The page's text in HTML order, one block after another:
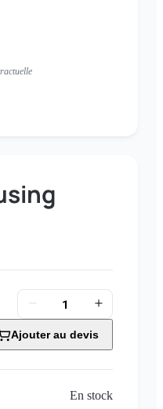
Ajouter au devis
En stock